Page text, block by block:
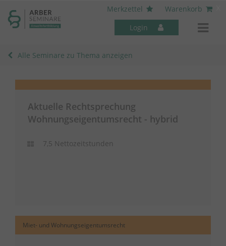
Merkzettel
Warenkorb
Login
Mitarbeiter-Seminare
Alle Seminare zu Thema anzeigen
Aktuelle Rechtsprechung
Wohnungseigentumsrecht - hybrid
7,5 Nettozeitstunden
Miet- und Wohnungseigentumsrecht